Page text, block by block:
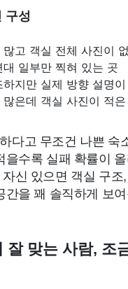
구성
고 객실 전체 사진이
일부만 찍혀 있는 곳
지만 실제 방향 설명
은데 객실 사진이 적은
다고 무조건 나쁜 숙
을수록 실패 확률이
신 있으면 객실 구조
간을 꽤 솔직하게 보
잘 맞는 사람, 조